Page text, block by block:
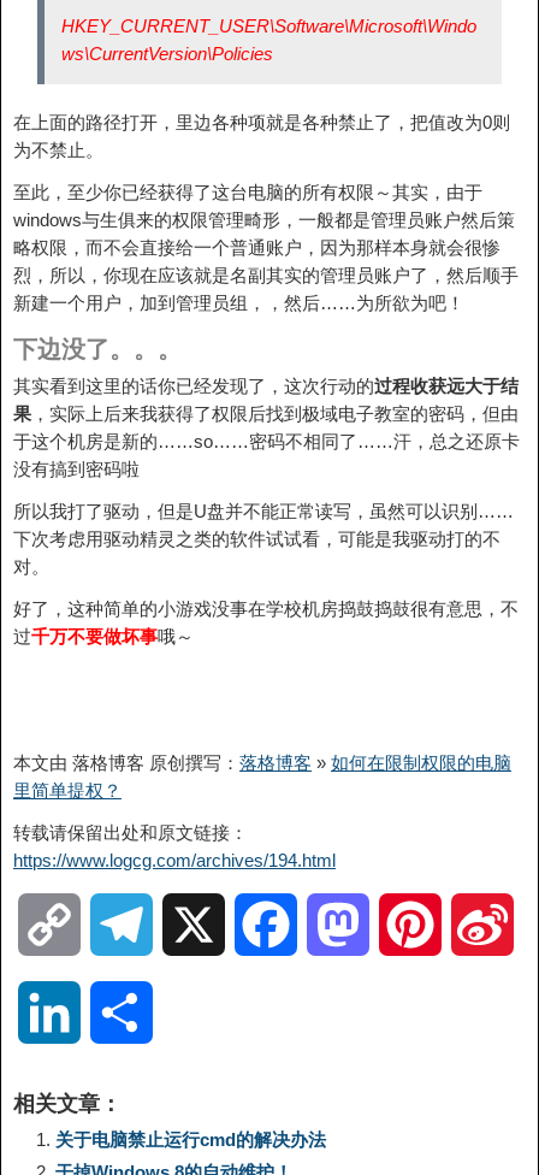
HKEY_CURRENT_USER\Software\Microsoft\Windo
ws\CurrentVersion\Policies
在上面的路径打开，里边各种项就是各种禁止了，把值改为0则
为不禁止。
至此，至少你已经获得了这台电脑的所有权限～其实，由于
windows与生俱来的权限管理畸形，一般都是管理员账户然后策
略权限，而不会直接给一个普通账户，因为那样本身就会很惨
烈，所以，你现在应该就是名副其实的管理员账户了，然后顺手
新建一个用户，加到管理员组，，然后……为所欲为吧！
下边没了。。。
其实看到这里的话你已经发现了，这次行动的过程收获远大于结
果 ，实际上后来我获得了权限后找到极域电子教室的密码，但由
于这个机房是新的……so……密码不相同了……汗，总之还原卡
没有搞到密码啦
所以我打了驱动，但是U盘并不能正常读写，虽然可以识别……
下次考虑用驱动精灵之类的软件试试看，可能是我驱动打的不
对。
好了，这种简单的小游戏没事在学校机房捣鼓捣鼓很有意思，不
过千万不要做坏事哦～
本文由 落格博客 原创撰写： 落格博客 » 如何在限制权限的电脑
里简单提权？
转载请保留出处和原文链接：
https://www.logcg.com/archives/194.html
o
y
n
相关文章：
关于电脑禁止运行cmd的解决办法